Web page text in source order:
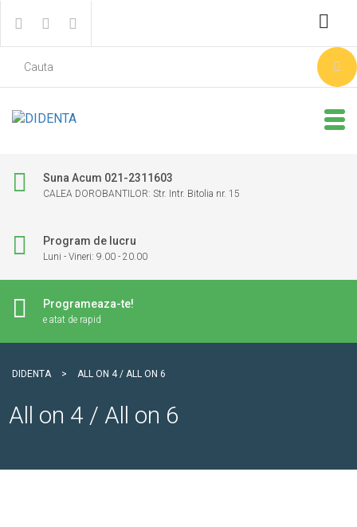
Suna Acum 021-2311603
CALEA DOROBANTILOR: Str. Intr. Bitolia nr. 15
Program de lucru
Luni - Vineri: 9.00 - 20.00
Programeaza-te!
e atat de rapid
DIDENTA > ALL ON 4 / ALL ON 6
All on 4 / All on 6